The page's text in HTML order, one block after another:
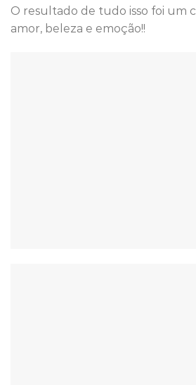
O resultado de tudo isso foi um
amor, beleza e emoção!!